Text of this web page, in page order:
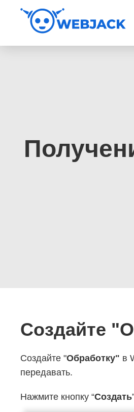
Создайте
Создайте "Обработку" в
передавать.
Нажмите кнопку “Создать